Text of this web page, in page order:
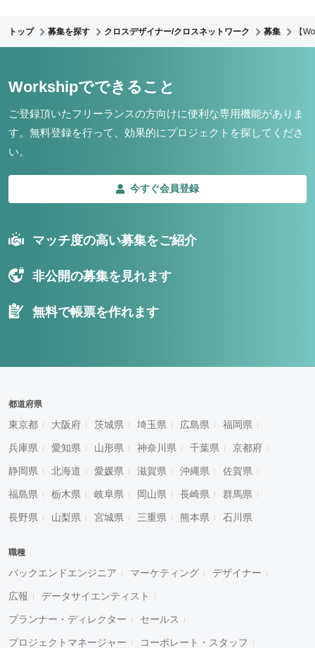
トップ 募集を探す クロスデザイナー/クロスネットワーク 募集 【
Workshipでできること
ご登録頂いたフリーランスの方向けに便利な専用機能がありま
す。 無料登録を行って、効果的にプロジェクトを探してくださ
い。
今すぐ会員登録
マッチ度の高い募集をご紹介
非公開の募集を見れます
無料で帳票を作れます
都道府県
東京都 大阪府 茨城県 埼玉県 広島県 福岡県
兵庫県 愛知県 山形県 神奈川県 千葉県 京都府
静岡県 北海道 愛媛県 滋賀県 沖縄県 佐賀県
福島県 栃木県 岐阜県 岡山県 長崎県 群馬県
長野県 山梨県 宮城県 三重県 熊本県 石川県
職種
バックエンドエンジニア マーケティング デザイナー
広報 データサイエンティスト
プランナー・ディレクター セールス
プロジェクトマネージャー コーポレート・スタッフ